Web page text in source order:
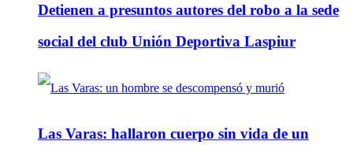
Detienen a presuntos autores del robo a la sede
social del club Unión Deportiva Laspiur
Las Varas: hallaron cuerpo sin vida de un